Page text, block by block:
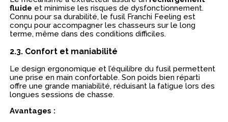
fluide et minimise les risques de dysfonctionnement.
Connu pour sa durabilité, le fusil Franchi Feeling est
conçu pour accompagner les chasseurs sur le long
terme, même dans des conditions difficiles.
2.3. Confort et maniabilité
Le design ergonomique et l’équilibre du fusil permettent
une prise en main confortable. Son poids bien réparti
offre une grande maniabilité, réduisant la fatigue lors des
longues sessions de chasse.
Avantages :